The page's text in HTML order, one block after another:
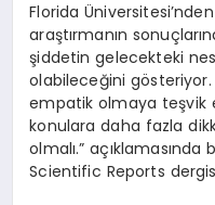
Florida
araştırmanın
şiddetin gelecekteki
olabileceğini
empatik olmaya teşvik
konulara daha fazla
olmalı.” açıklamasında
Scientific Reports